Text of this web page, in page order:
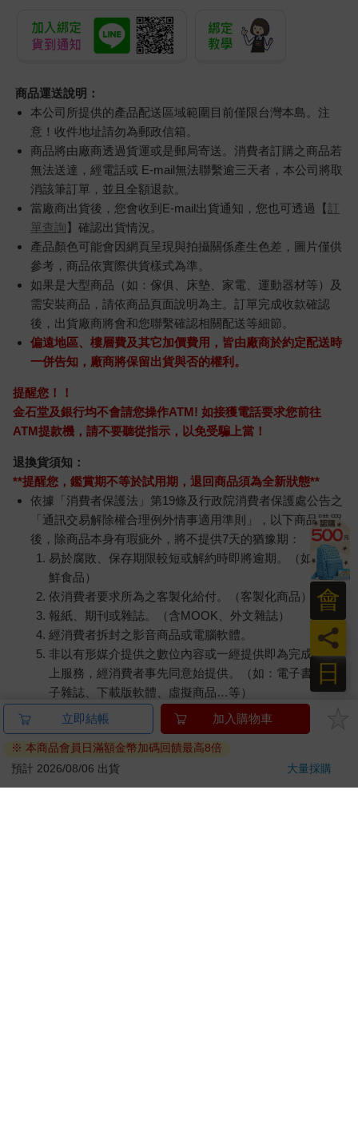
商品運送說明：
本公司所提供的產品配送區域範圍目前僅限台灣本島。注
意！收件地址請勿為郵政信箱。
商品將由廠商透過貨運或是郵局寄送。消費者訂購之商品若
無法送達，經電話或 E-mail無法聯繫逾三天者，本公司將取
消該筆訂單，並且全額退款。
當廠商出貨後，您會收到E-mail出貨通知，您也可透過【訂
單查詢】確認出貨情況。
產品顏色可能會因網頁呈現與拍攝關係產生色差，圖片僅供
參考，商品依實際供貨樣式為準。
如果是大型商品（如：傢俱、床墊、家電、運動器材等）及
需安裝商品，請依商品頁面說明為主。訂單完成收款確認
後，出貨廠商將會和您聯繫確認相關配送等細節。
偏遠地區、樓層費及其它加價費用，皆由廠商於約定配送時
一併告知，廠商將保留出貨與否的權利。
提醒您！！
金石堂及銀行均不會請您操作ATM! 如接獲電話要求您前往
ATM提款機，請不要聽從指示，以免受騙上當！
退換貨須知：
**提醒您，鑑賞期不等於試用期，退回商品須為全新狀態**
依據「消費者保護法」第19條及行政院消費者保護處公告之
「通訊交易解除權合理例外情事適用準則」，以下商品購買
後，除商品本身有瑕疵外，將不提供7天的猶豫期：
易於腐敗、保存期限較短或解約時即將逾期。（如：生
鮮食品）
依消費者要求所為之客製化給付。（客製化商品）
報紙、期刊或雜誌。（含MOOK、外文雜誌）
經消費者拆封之影音商品或電腦軟體。
非以有形媒介提供之數位內容或一經提供即為完成之線
上服務，經消費者事先同意始提供。（如：電子書、電
子雜誌、下載版軟體、虛擬商品…等）
已拆封之個人衛生用品。（如：內衣褲、刮鬍刀、除毛
刀…等）
若非上列種類商品，均享有到貨7天的猶豫期（含例假
日）。
辦理退換貨時，商品（組合商品恕無法接受單獨退貨）必須
立即結帳 加入購物車
※ 本商品會員日滿額金幣加碼回饋最高8倍
預計 2026/08/06 出貨
大量採購
日
員
會